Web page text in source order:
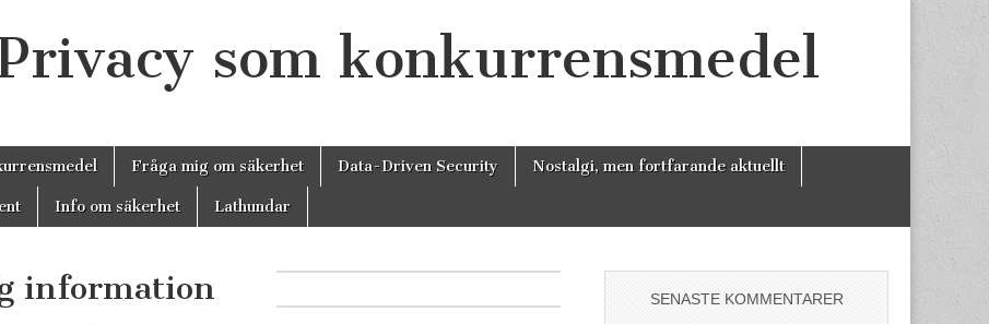
som konkurrensmedel
Fråga mig om säkerhet Data-Driven Security Nostalgi, men fortfarande aktuellt
Info om säkerhet Lathundar
information SENASTE KOMMENTARER